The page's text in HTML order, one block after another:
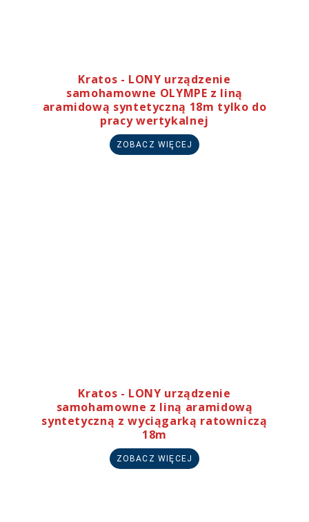
Kratos - LONY urządzenie
samohamowne OLYMPE z liną
aramidową syntetyczną 18m tylko do
pracy wertykalnej
ZOBACZ WIĘCEJ
Kratos - LONY urządzenie
samohamowne z liną aramidową
syntetyczną z wyciągarką ratowniczą
18m
ZOBACZ WIĘCEJ